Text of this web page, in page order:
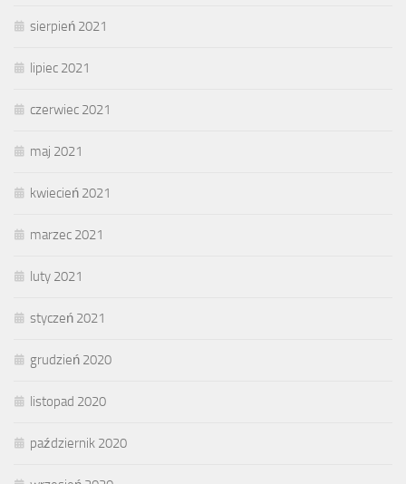
sierpień 2021
lipiec 2021
czerwiec 2021
maj 2021
kwiecień 2021
marzec 2021
luty 2021
styczeń 2021
grudzień 2020
listopad 2020
październik 2020